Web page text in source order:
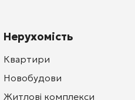
Нерухомість
Квартири
Новобудови
Житлові комплекси